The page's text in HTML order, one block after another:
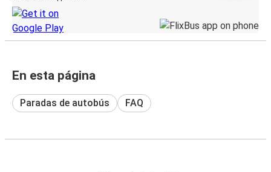
En esta página
Paradas de autobús FAQ